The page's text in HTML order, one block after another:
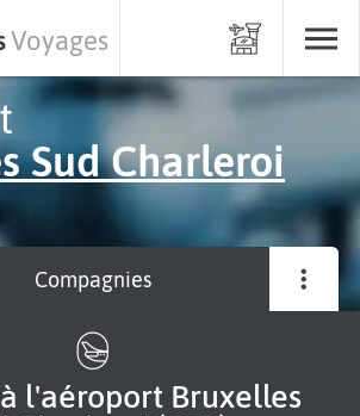
Voyages
Sud Charleroi
Compagnies